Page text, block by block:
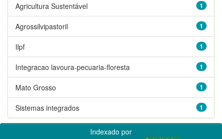
1
Agricultura Sustentável
1
Agrossilvipastoril
1
Ilpf
1
Integracao lavoura-pecuaria-floresta
1
Mato Grosso
1
Sistemas integrados
Indexado por